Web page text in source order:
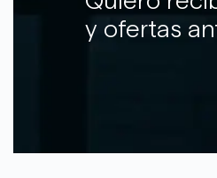
y ofertas